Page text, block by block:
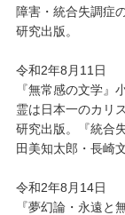
障害・統合失調症
研究出版。
令和2年8月11日
『無常感の文学』
霊は日本一のカリ
研究出版。『統合
田美知太郎・長崎
令和2年8月14日
『夢幻論・永遠と